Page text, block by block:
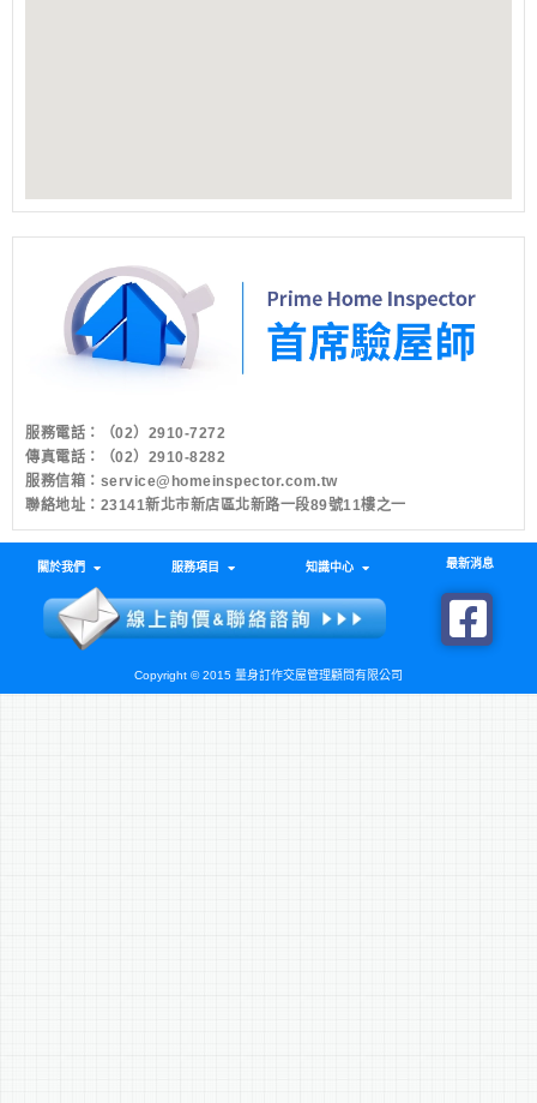
服務電話：
（02）2910-7272
傳真電話：（02）2910-8282
服務信箱： service@homeinspector.com.tw
聯絡地址：23141新北市新店區北新路一段89號11樓之一
關於我們 服務項目 知識中心 最新消息
Copyright © 2015 量身訂作交屋管理顧問有限公司